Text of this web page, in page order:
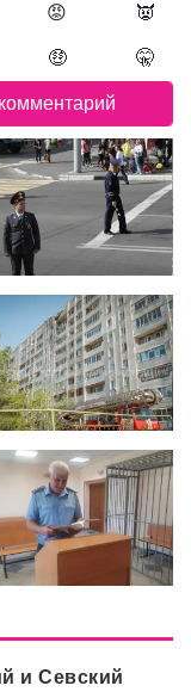
😡 👿
🤑 🤫
и Севский